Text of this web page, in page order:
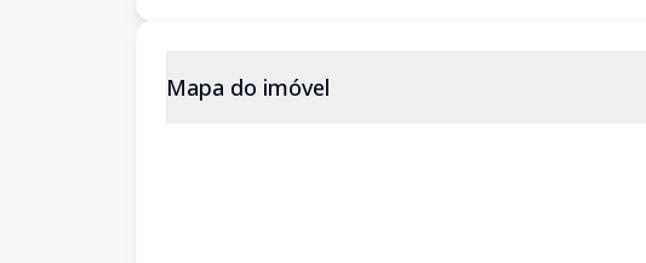
Mapa do imóvel